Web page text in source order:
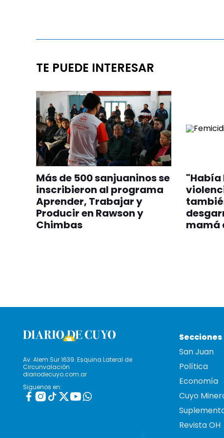
TE PUEDE INTERESAR
Más de 500 sanjuaninos se
inscribieron al programa
Aprender, Trabajar y
Producir en Rawson y
Chimbas
mamá
Av. Alem Sur 1639. Esquina Lateral de
Circunvalación
diariodecuyo.com.ar
Siguenos en:
Secciones
San Juan
Política
Economía
Cuyo
Revista OH